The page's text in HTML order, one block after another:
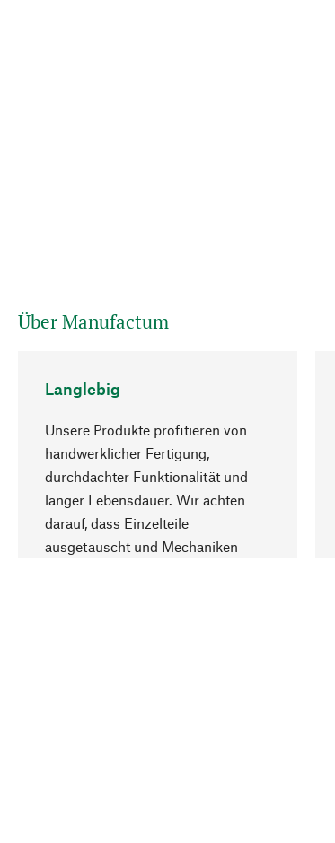
Über Manufactum
Langlebig
Unsere Produkte profitieren von
handwerklicher Fertigung,
durchdachter Funktionalität und
langer Lebensdauer. Wir achten
darauf, dass Einzelteile
ausgetauscht und Mechaniken